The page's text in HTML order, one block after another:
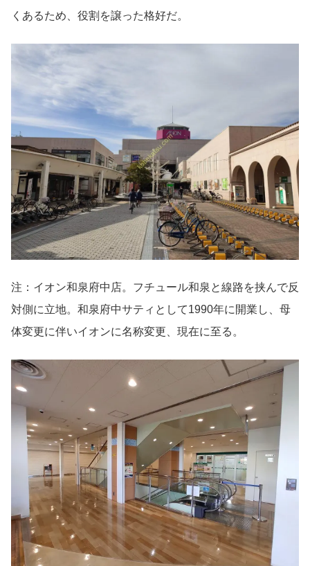
くあるため、役割を譲った格好だ。
注：イオン和泉府中店。フチュール和泉と線路を挟んで反
対側に立地。和泉府中サティとして1990年に開業し、母
体変更に伴いイオンに名称変更、現在に至る。